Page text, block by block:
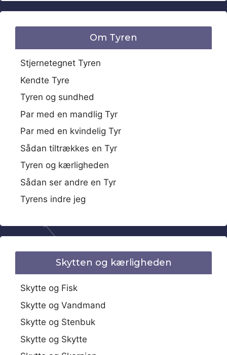
Om Tyren
Stjernetegnet Tyren
Kendte Tyre
Tyren og sundhed
Par med en mandlig Tyr
Par med en kvindelig Tyr
Sådan tiltrækkes en Tyr
Tyren og kærligheden
Sådan ser andre en Tyr
Tyrens indre jeg
Skytten og kærligheden
Skytte og Fisk
Skytte og Vandmand
Skytte og Stenbuk
Skytte og Skytte